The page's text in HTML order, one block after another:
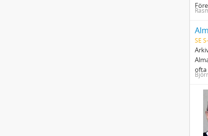
SE
ofta